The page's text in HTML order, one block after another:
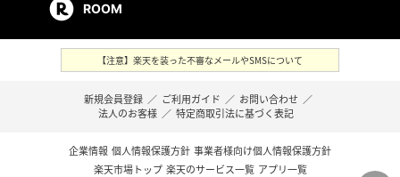
ROOM
【注意】楽天を装った不審なメールやSMSについて
新規会員登録 ／ ご利用ガイド ／ お問い合わせ ／
法人のお客様 ／ 特定商取引法に基づく表記
企業情報 個人情報保護方針 事業者様向け個人情報保護方針
楽天市場トップ 楽天のサービス一覧 アプリ一覧